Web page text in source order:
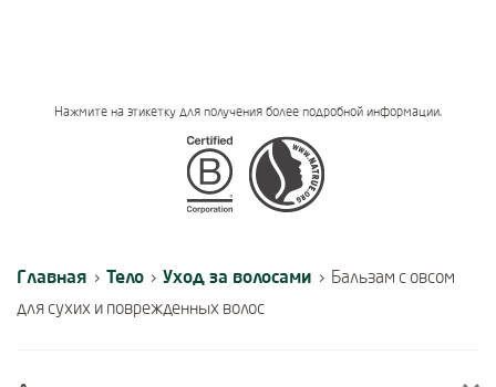
Certifications
Нажмите на этикетку для получения более подробной информации.
Главная › Тело › Уход за волосами › Бальзам с овсом
для сухих и поврежденных волос